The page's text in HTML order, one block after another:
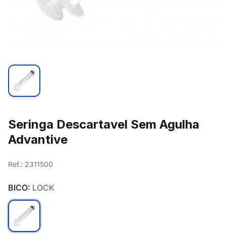
Seringa Descartavel Sem Agulha
Advantive
Ref.: 2311500
BICO: LOCK